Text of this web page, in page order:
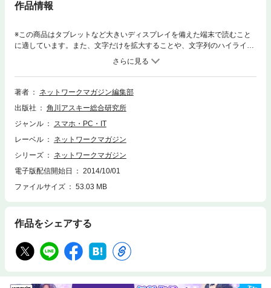
作品情報
※この商品はタブレットなど大きいディスプレイを備えた端末で読むこと
に適しています。また、文字だけを拡大することや、文字列のハイライ
ト、検索、辞書の参照、引用などの機能が使用できません。（※『ネット
ワークマガジン 2005年8月号』を基に制作しています。復刻版のため誌面
に掲載されている各種情報、プレゼント企画などは出版当時のものです。
また、付録は含まれておりません。）創刊号の2000年12月号から最終号
ク情報誌『ネットワークマガジン』が電子書籍で復刻！ 2005年8月号
は、特集「Googleで1番になる方法」「Webサイト防衛は可能か？」「災
著者
ネットワークマガジン編集部
出版社
角川アスキー総合研究所
ジャンル
スマホ・PC・IT
レーベル
ネットワークマガジン
シリーズ
ネットワークマガジン
電子版配信開始日
2014/10/01
ファイルサイズ
53.03 MB
作品をシェアする